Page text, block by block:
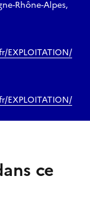
Rhône-Alpes,
EXPLOITATION/
EXPLOITATION/
ce